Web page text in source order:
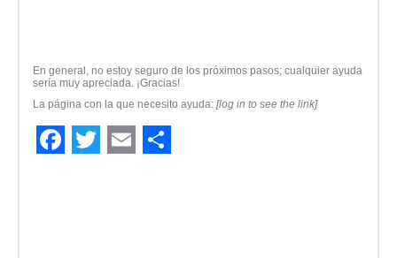
En general, no estoy seguro de los próximos pasos; cualquier ayuda
sería muy apreciada. ¡Gracias!
La página con la que necesito ayuda: [log in to see the link]